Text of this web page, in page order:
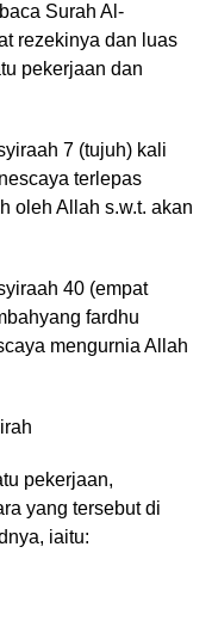
Surah Al-
rezekinya dan luas
pekerjaan dan
7 (tujuh) kali
terlepas
oleh Allah s.w.t. akan
40 (empat
fardhu
mengurnia Allah
pekerjaan,
yang tersebut di
iaitu: